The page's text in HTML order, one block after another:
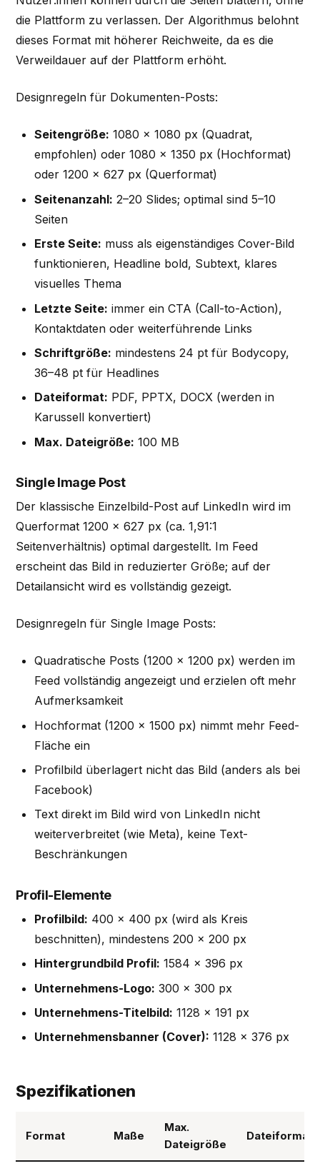
die Plattform zu verlassen. Der Algorithmus belohnt
dieses Format mit höherer Reichweite, da es die
Verweildauer auf der Plattform erhöht.
Designregeln für Dokumenten-Posts:
Seitengröße: 1080 × 1080 px (Quadrat,
empfohlen) oder 1080 × 1350 px (Hochformat)
oder 1200 × 627 px (Querformat)
Seitenanzahl: 2–20 Slides; optimal sind 5–10
Seiten
Erste Seite: muss als eigenständiges Cover-Bild
funktionieren, Headline bold, Subtext, klares
visuelles Thema
Letzte Seite: immer ein CTA (Call-to-Action),
Kontaktdaten oder weiterführende Links
Schriftgröße: mindestens 24 pt für Bodycopy,
36–48 pt für Headlines
Dateiformat: PDF, PPTX, DOCX (werden in
Karussell konvertiert)
Max. Dateigröße: 100 MB
Single Image Post
Der klassische Einzelbild-Post auf LinkedIn wird im
Querformat 1200 × 627 px (ca. 1,91:1
Seitenverhältnis) optimal dargestellt. Im Feed
erscheint das Bild in reduzierter Größe; auf der
Detailansicht wird es vollständig gezeigt.
Designregeln für Single Image Posts:
Quadratische Posts (1200 × 1200 px) werden im
Feed vollständig angezeigt und erzielen oft mehr
Aufmerksamkeit
Hochformat (1200 × 1500 px) nimmt mehr Feed-
Fläche ein
Profilbild überlagert nicht das Bild (anders als bei
Facebook)
Text direkt im Bild wird von LinkedIn nicht
weiterverbreitet (wie Meta), keine Text-
Beschränkungen
Profil-Elemente
Profilbild: 400 × 400 px (wird als Kreis
beschnitten), mindestens 200 × 200 px
Hintergrundbild Profil: 1584 × 396 px
Unternehmens-Logo: 300 × 300 px
Unternehmens-Titelbild: 1128 × 191 px
Unternehmensbanner (Cover): 1128 × 376 px
Spezifikationen
Format Maße
Max.
Dateigröße
Dateiformat